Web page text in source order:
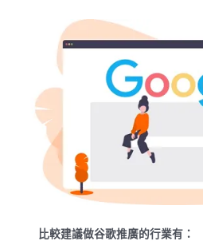
比較建議做谷歌推廣的行業有：